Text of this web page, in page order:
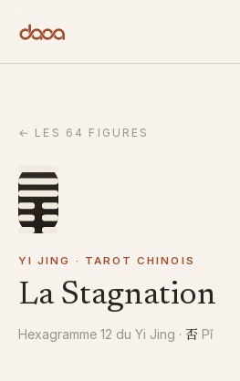
← LES 64 FIGURES
YI JING · TAROT CHINOIS
La Stagnation
Hexagramme 12 du Yi Jing · 否 Pǐ